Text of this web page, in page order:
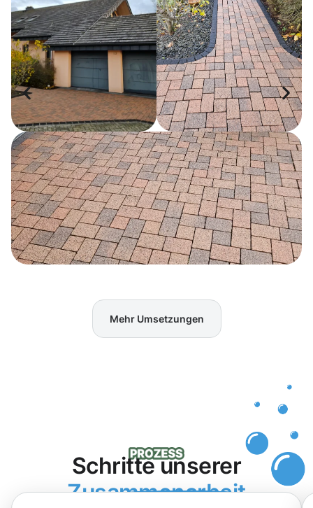
Mehr Umsetzungen
Schritte unserer
Zusammenarbeit